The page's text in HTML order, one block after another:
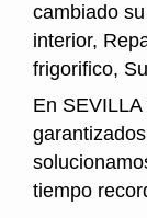
cambiado
interior,
frigorifico,
En
tiempo